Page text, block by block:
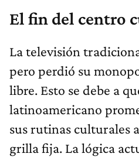
El fin del centro
La televisión
pero perdió su
libre. Esto se debe a
latinoamericano
sus rutinas culturales
grilla fija. La lógica